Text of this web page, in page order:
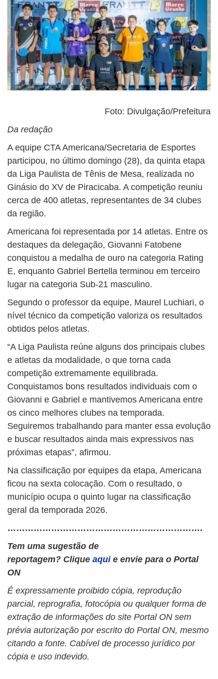
Foto: Divulgação/Prefeitura
Da redação
A equipe CTA Americana/Secretaria de Esportes
participou, no último domingo (28), da quinta etapa
da Liga Paulista de Tênis de Mesa, realizada no
Ginásio do XV de Piracicaba. A competição reuniu
cerca de 400 atletas, representantes de 34 clubes
da região.
Americana foi representada por 14 atletas. Entre os
destaques da delegação, Giovanni Fatobene
conquistou a medalha de ouro na categoria Rating
E, enquanto Gabriel Bertella terminou em terceiro
lugar na categoria Sub-21 masculino.
Segundo o professor da equipe, Maurel Luchiari, o
nível técnico da competição valoriza os resultados
obtidos pelos atletas.
“A Liga Paulista reúne alguns dos principais clubes
e atletas da modalidade, o que torna cada
competição extremamente equilibrada.
Conquistamos bons resultados individuais com o
Giovanni e Gabriel e mantivemos Americana entre
os cinco melhores clubes na temporada.
Seguiremos trabalhando para manter essa evolução
e buscar resultados ainda mais expressivos nas
próximas etapas”, afirmou.
Na classificação por equipes da etapa, Americana
ficou na sexta colocação. Com o resultado, o
município ocupa o quinto lugar na classificação
geral da temporada 2026.
………………………………………………………….
Tem uma sugestão de
reportagem? Clique aqui e envie para o Portal
ON
É expressamente proibido cópia, reprodução
parcial, reprografia, fotocópia ou qualquer forma de
extração de informações do site Portal ON sem
prévia autorização por escrito do Portal ON, mesmo
citando a fonte. Cabível de processo jurídico por
cópia e uso indevido.